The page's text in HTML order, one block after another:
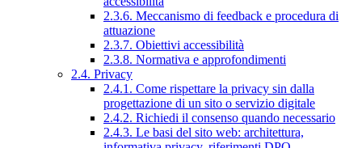
2.3.6. Meccanismo di feedback e procedura di
attuazione
2.3.7. Obiettivi accessibilità
2.3.8. Normativa e approfondimenti
2.4. Privacy
2.4.1. Come rispettare la privacy sin dalla
progettazione di un sito o servizio digitale
2.4.2. Richiedi il consenso quando necessario
2.4.3. Le basi del sito web: architettura,